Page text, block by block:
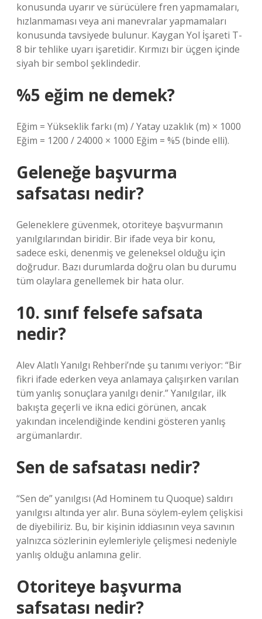
konusunda uyarır ve sürücülere fren yapmamaları,
hızlanmaması veya ani manevralar yapmamaları
konusunda tavsiyede bulunur. Kaygan Yol İşareti T-
8 bir tehlike uyarı işaretidir. Kırmızı bir üçgen içinde
siyah bir sembol şeklindedir.
%5 eğim ne demek?
Eğim = Yükseklik farkı (m) / Yatay uzaklık (m) × 1000
Eğim = 1200 / 24000 × 1000 Eğim = %5 (binde elli).
Geleneğe başvurma
safsatası nedir?
Geleneklere güvenmek, otoriteye başvurmanın
yanılgılarından biridir. Bir ifade veya bir konu,
sadece eski, denenmiş ve geleneksel olduğu için
doğrudur. Bazı durumlarda doğru olan bu durumu
tüm olaylara genellemek bir hata olur.
10. sınıf felsefe safsata
nedir?
Alev Alatlı Yanılgı Rehberi’nde şu tanımı veriyor: “Bir
fikri ifade ederken veya anlamaya çalışırken varılan
tüm yanlış sonuçlara yanılgı denir.” Yanılgılar, ilk
bakışta geçerli ve ikna edici görünen, ancak
yakından incelendiğinde kendini gösteren yanlış
argümanlardır.
Sen de safsatası nedir?
“Sen de” yanılgısı (Ad Hominem tu Quoque) saldırı
yanılgısı altında yer alır. Buna söylem-eylem çelişkisi
de diyebiliriz. Bu, bir kişinin iddiasının veya savının
yalnızca sözlerinin eylemleriyle çelişmesi nedeniyle
yanlış olduğu anlamına gelir.
Otoriteye başvurma
safsatası nedir?